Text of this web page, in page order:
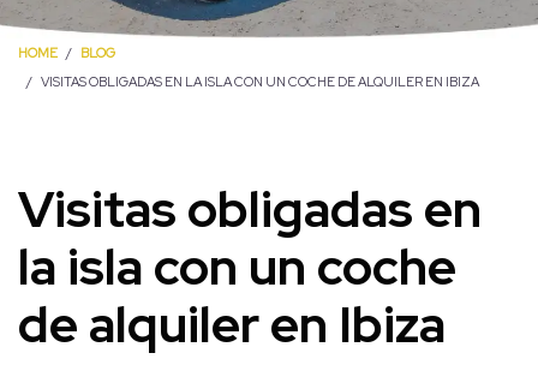
HOME
BLOG
VISITAS OBLIGADAS EN LA ISLA CON UN COCHE DE ALQUILER EN IBIZA
Visitas obligadas en
la isla con un coche
de alquiler en Ibiza